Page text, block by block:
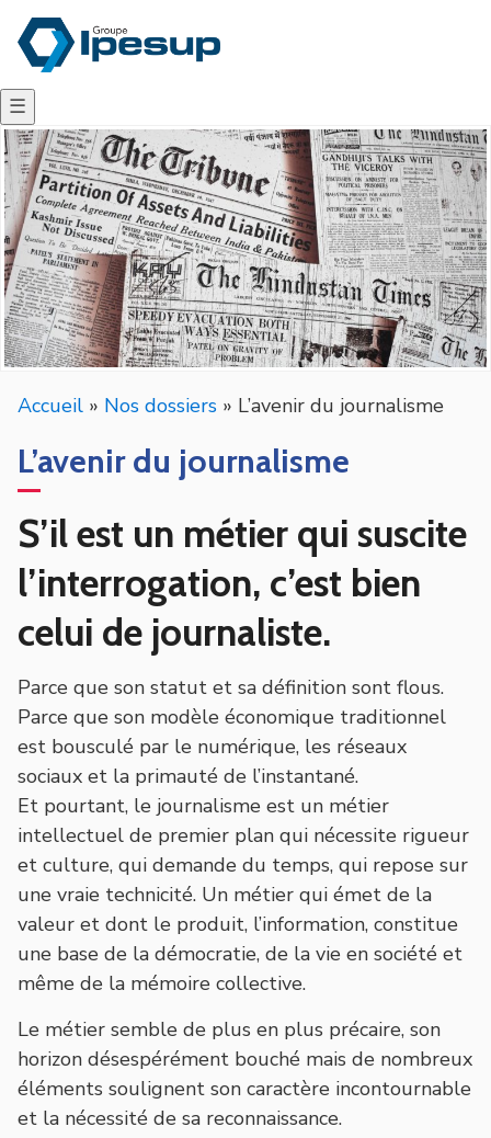
☰
Accueil » Nos dossiers » L’avenir du journalisme
L’avenir du journalisme
S’il est un métier qui suscite
l’interrogation, c’est bien
celui de journaliste.
Parce que son statut et sa définition sont flous.
Parce que son modèle économique traditionnel
est bousculé par le numérique, les réseaux
sociaux et la primauté de l’instantané.
Et pourtant, le journalisme est un métier
intellectuel de premier plan qui nécessite rigueur
et culture, qui demande du temps, qui repose sur
une vraie technicité. Un métier qui émet de la
valeur et dont le produit, l’information, constitue
une base de la démocratie, de la vie en société et
même de la mémoire collective.
Le métier semble de plus en plus précaire, son
horizon désespérément bouché mais de nombreux
éléments soulignent son caractère incontournable
et la nécessité de sa reconnaissance.